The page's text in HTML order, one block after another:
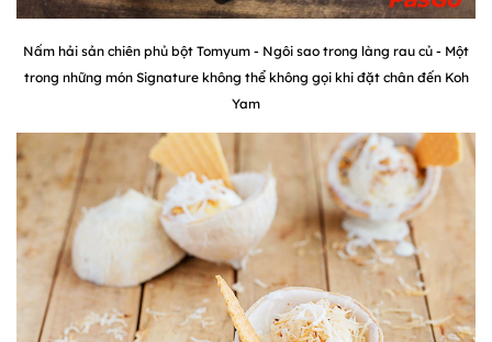
Nấm hải sản chiên phủ bột Tomyum - Ngôi sao trong làng rau củ - Một
trong những món Signature không thể không gọi khi đặt chân đến Koh
Yam